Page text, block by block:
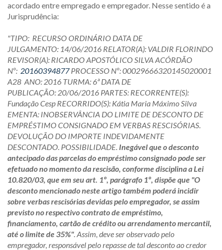
acordado entre empregado e empregador. Nesse sentido é a
Jurisprudência:
"TIPO: RECURSO ORDINÁRIO DATA DE
JULGAMENTO: 14/06/2016 RELATOR(A): VALDIR FLORINDO
REVISOR(A): RICARDO APOSTÓLICO SILVA ACÓRDÃO
Nº: 20160394877PROCESSO Nº: 00029666320145020001
A28 ANO: 2016 TURMA: 6ª DATA DE
PUBLICAÇÃO: 20/06/2016 PARTES: RECORRENTE(S):
Fundação Cesp RECORRIDO(S): Kátia Maria Máximo Silva
EMENTA: INOBSERVÂNCIA DO LIMITE DE DESCONTO DE
EMPRÉSTIMO CONSIGNADO EM VERBAS RESCISÓRIAS.
DEVOLUÇÃO DO IMPORTE INDEVIDAMENTE
DESCONTADO. POSSIBILIDADE. Inegável que o desconto
antecipado das parcelas do empréstimo consignado pode ser
efetuado no momento da rescisão, conforme disciplina a Lei
10.820/03, que em seu art. 1º, parágrafo 1º, dispõe que "O
desconto mencionado neste artigo também poderá incidir
sobre verbas rescisórias devidas pelo empregador, se assim
previsto no respectivo contrato de empréstimo,
financiamento, cartão de crédito ou arrendamento mercantil,
até o limite de 35%". Assim, deve ser observado pelo
empregador, responsável pelo repasse de tal desconto ao credor